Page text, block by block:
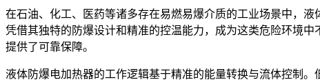
在石油、化工、医药等诸多存在易燃易爆介质的工业场景中，
凭借其独特的防爆设计和精准的控温能力，成为这类危险环境
提供了可靠保障。
液体防爆电加热器的工作逻辑基于精准的能量转换与流体控制